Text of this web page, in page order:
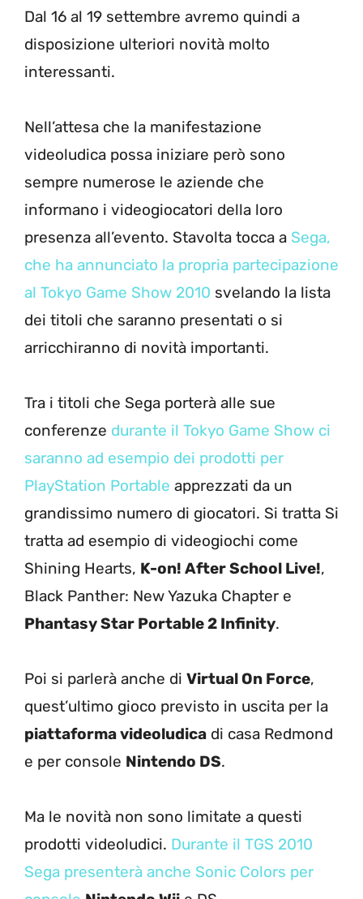
Dal 16 al 19 settembre avremo quindi a
disposizione ulteriori novità molto
interessanti.
Nell’attesa che la manifestazione
videoludica possa iniziare però sono
sempre numerose le aziende che
informano i videogiocatori della loro
presenza all’evento. Stavolta tocca a Sega,
che ha annunciato la propria partecipazione
al Tokyo Game Show 2010 svelando la lista
dei titoli che saranno presentati o si
arricchiranno di novità importanti.
Tra i titoli che Sega porterà alle sue
conferenze durante il Tokyo Game Show ci
saranno ad esempio dei prodotti per
PlayStation Portable apprezzati da un
grandissimo numero di giocatori. Si tratta Si
tratta ad esempio di videogiochi come
Shining Hearts, K-on! After School Live!,
Black Panther: New Yazuka Chapter e
Phantasy Star Portable 2 Infinity.
Poi si parlerà anche di Virtual On Force,
quest’ultimo gioco previsto in uscita per la
piattaforma videoludica di casa Redmond
e per console Nintendo DS.
Ma le novità non sono limitate a questi
prodotti videoludici. Durante il TGS 2010
Sega presenterà anche Sonic Colors per